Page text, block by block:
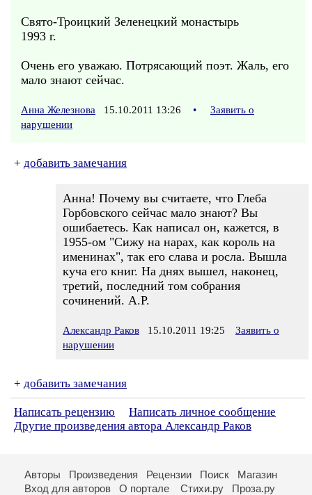
Свято-Троицкий Зеленецкий монастырь
1993 г.
Очень его уважаю. Потрясающий поэт. Жаль, его
мало знают сейчас.
Анна Железнова 15.10.2011 13:26 •
Заявить о
нарушении
+ добавить замечания
Анна! Почему вы считаете, что Глеба
Горбовского сейчас мало знают? Вы
ошибаетесь. Как написал он, кажется, в
1955-ом "Сижу на нарах, как король на
именинах", так его слава и росла. Вышла
куча его книг. На днях вышел, наконец,
третий, последний том собрания
сочинений. А.Р.
Александр Раков 15.10.2011 19:25
Заявить о
нарушении
+ добавить замечания
Написать рецензию
Написать личное сообщение
Другие произведения автора Александр Раков
Авторы Произведения Рецензии Поиск
Магазин
Вход для авторов
О портале Стихи.ру Проза.ру